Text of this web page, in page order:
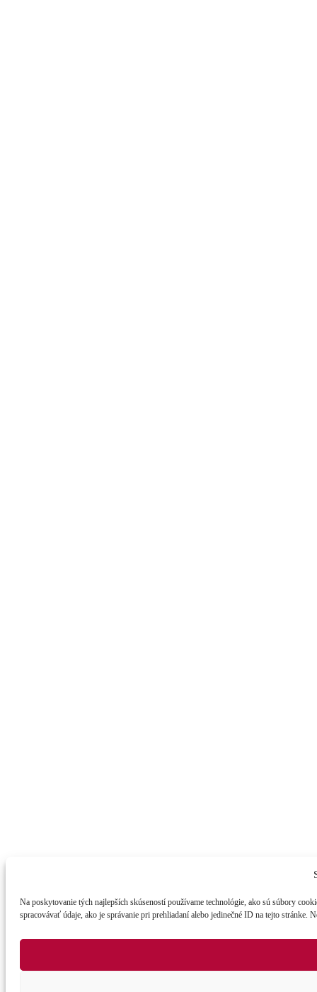
Na poskytovanie tých najlepších skúseností používame technológie, ako sú súbory
spracovávať údaje, ako je správanie pri prehliadaní alebo jedinečné ID na tejto